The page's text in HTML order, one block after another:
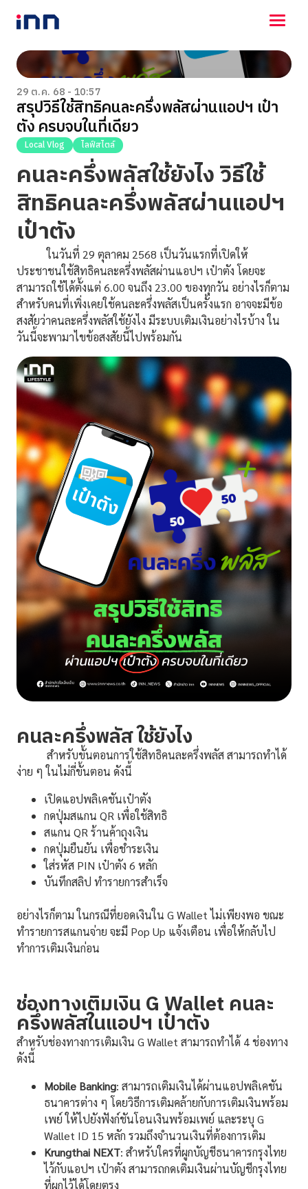
NEWS
ENTERTAINMENT
LIFESTYLE
HOROSCOPE
LOTTERY
VIDEO
ร่วมด้วยช่วยกัน
29 ต.ค. 68 - 10:57
สรุปวิธีใช้สิทธิคนละครึ่งพลัสผ่านแอปฯ เป๋า
ตัง ครบจบในที่เดียว
Local Vlog ไลฟ์สไตล์
คนละครึ่งพลัสใช้ยังไง วิธีใช้
สิทธิคนละครึ่งพลัสผ่านแอปฯ
เป๋าตัง
ในวันที่ 29 ตุลาคม 2568 เป็นวันแรกที่เปิดให้
ประชาชนใช้สิทธิคนละครึ่งพลัสผ่านแอปฯ เป๋าตัง โดยจะ
สามารถใช้ได้ตั้งแต่ 6.00 จนถึง 23.00 ของทุกวัน อย่างไรก็ตาม
สำหรับคนที่เพิ่งเคยใช้คนละครึ่งพลัสเป็นครั้งแรก อาจจะมีข้อ
สงสัยว่าคนละครึ่งพลัสใช้ยังไง มีระบบเติมเงินอย่างไรบ้าง ใน
วันนี้จะพามาไขข้อสงสัยนี้ไปพร้อมกัน
คนละครึ่งพลัส ใช้ยังไง
สำหรับขั้นตอนการใช้สิทธิคนละครึ่งพลัส สามารถทำได้
ง่าย ๆ ในไม่กี่ขั้นตอน ดังนี้
เปิดแอปพลิเคชันเป๋าตัง
กดปุ่มสแกน QR เพื่อใช้สิทธิ
สแกน QR ร้านค้าถุงเงิน
กดปุ่มยืนยัน เพื่อชำระเงิน
ใส่รหัส PIN เป๋าตัง 6 หลัก
บันทึกสลิป ทำรายการสำเร็จ
อย่างไรก็ตาม ในกรณีที่ยอดเงินใน G Wallet ไม่เพียงพอ ขณะ
ทำรายการสแกนจ่าย จะมี Pop Up แจ้งเตือน เพื่อให้กลับไป
ทำการเติมเงินก่อน
ช่องทางเติมเงิน G Wallet คนละ
ครึ่งพลัสในแอปฯ เป๋าตัง
สำหรับช่องทางการเติมเงิน G Wallet สามารถทำได้ 4 ช่องทาง
ดังนี้
Mobile Banking: สามารถเติมเงินได้ผ่านแอปพลิเคชัน
ธนาคารต่าง ๆ โดยวิธีการเติมคล้ายกับการเติมเงินพร้อม
เพย์ ให้ไปยังฟังก์ชันโอนเงินพร้อมเพย์ และระบุ G
Wallet ID 15 หลัก รวมถึงจำนวนเงินที่ต้องการเติม
Krungthai NEXT: สำหรับใครที่ผูกบัญชีธนาคารกรุงไทย
ไว้กับแอปฯ เป๋าตัง สามารถกดเติมเงินผ่านบัญชีกรุงไทย
ที่ผูกไว้ได้โดยตรง